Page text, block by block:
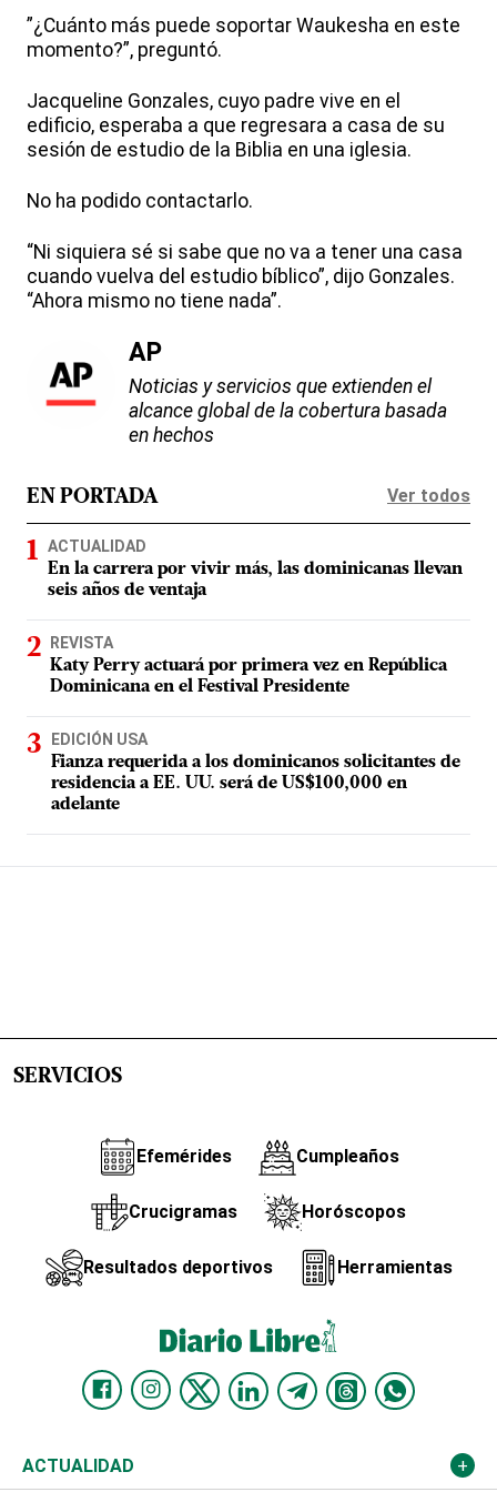
”¿Cuánto más puede soportar Waukesha en este
momento?”, preguntó.
Jacqueline Gonzales, cuyo padre vive en el
edificio, esperaba a que regresara a casa de su
sesión de estudio de la Biblia en una iglesia.
No ha podido contactarlo.
“Ni siquiera sé si sabe que no va a tener una casa
cuando vuelva del estudio bíblico”, dijo Gonzales.
“Ahora mismo no tiene nada”.
AP
Noticias y servicios que extienden el
alcance global de la cobertura basada
en hechos
EN PORTADA Ver todos
ACTUALIDAD
En la carrera por vivir más, las dominicanas llevan
seis años de ventaja
REVISTA
Katy Perry actuará por primera vez en República
Dominicana en el Festival Presidente
EDICIÓN USA
Fianza requerida a los dominicanos solicitantes de
residencia a EE. UU. será de US$100,000 en
adelante
SERVICIOS
Efemérides Cumpleaños
Crucigramas Horóscopos
Resultados deportivos Herramientas
ACTUALIDAD